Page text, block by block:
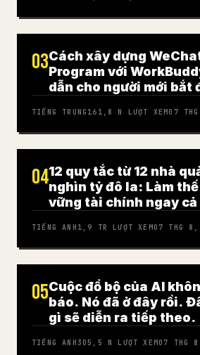
03Cách xây dựng
Program với
dẫn cho người mới bắt
TIẾNG TRUNG 161,8 N LƯỢT XEM07
0412 quy tắc từ 12 nhà
nghìn tỷ đô la: Làm
vững tài chính ngay cả
TIẾNG ANH 1,9 TR LƯỢT XEM07 THG
05Cuộc đổ bộ của AI
báo. Nó đã ở đây rồi.
gì sẽ diễn ra tiếp theo.
TIẾNG ANH305,5 N LƯỢT XEM07 THG